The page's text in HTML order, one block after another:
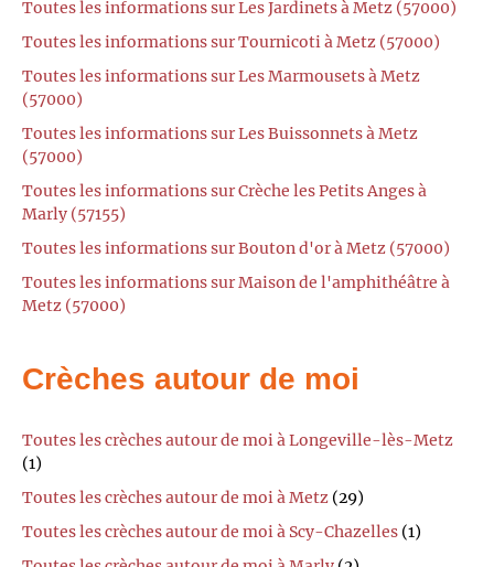
Toutes les informations sur Les Jardinets à Metz (57000)
Toutes les informations sur Tournicoti à Metz (57000)
Toutes les informations sur Les Marmousets à Metz
(57000)
Toutes les informations sur Les Buissonnets à Metz
(57000)
Toutes les informations sur Crèche les Petits Anges à
Marly (57155)
Toutes les informations sur Bouton d'or à Metz (57000)
Toutes les informations sur Maison de l'amphithéâtre à
Metz (57000)
Crèches autour de moi
Toutes les crèches autour de moi à Longeville-lès-Metz
(1)
Toutes les crèches autour de moi à Metz (29)
Toutes les crèches autour de moi à Scy-Chazelles (1)